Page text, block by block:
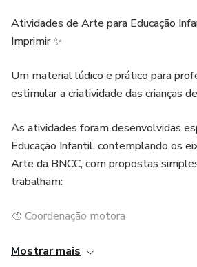
Atividades de Arte para Educação
Imprimir ✨
Um material lúdico e prático para
estimular a criatividade das crianças
As atividades foram desenvolvidas
Educação Infantil, contemplando os
Arte da BNCC, com propostas
trabalham:
🎨 Coordenação motora
🖌️ Expressão artística
Mostrar mais